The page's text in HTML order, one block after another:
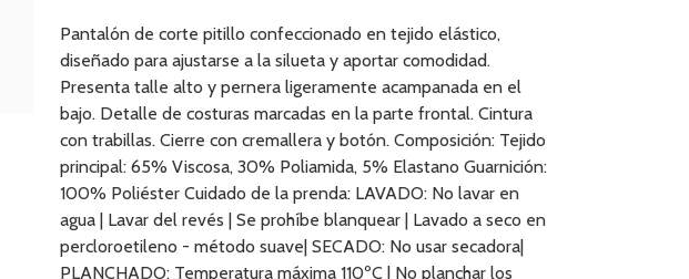
Pantalón de corte pitillo confeccionado en tejido elástico,
diseñado para ajustarse a la silueta y aportar comodidad.
Presenta talle alto y pernera ligeramente acampanada en el
bajo. Detalle de costuras marcadas en la parte frontal. Cintura
con trabillas. Cierre con cremallera y botón. Composición: Tejido
principal: 65% Viscosa, 30% Poliamida, 5% Elastano Guarnición:
100% Poliéster Cuidado de la prenda: LAVADO: No lavar en
agua | Lavar del revés | Se prohíbe blanquear | Lavado a seco en
percloroetileno - método suave| SECADO: No usar secadora|
PLANCHADO: Temperatura máxima 110ºC | No planchar los